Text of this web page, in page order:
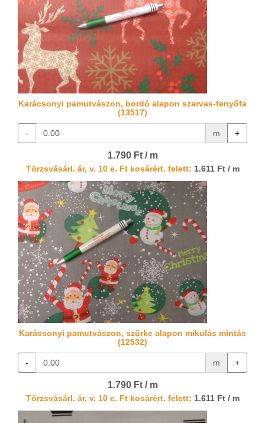
Karácsonyi pamutvászon, bordó alapon szarvas-fenyőfa
(13517)
- m +
1.790 Ft / m
Törzsvásárl. ár, v. 10 e. Ft kosárért. felett: 1.611 Ft / m
Karácsonyi pamutvászon, szürke alapon mikulás mintás
(12532)
- m +
1.790 Ft / m
Törzsvásárl. ár, v. 10 e. Ft kosárért. felett: 1.611 Ft / m